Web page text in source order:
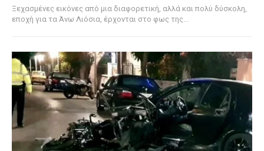
Ξεχασμένες εικόνες από μια διαφορετική, αλλά και πολύ δύσκολη,
εποχή για τα Άνω Λιόσια, έρχονται στο φως της...